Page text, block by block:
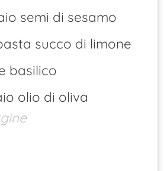
semi di sesamo
succo di limone
basilico
olio di oliva